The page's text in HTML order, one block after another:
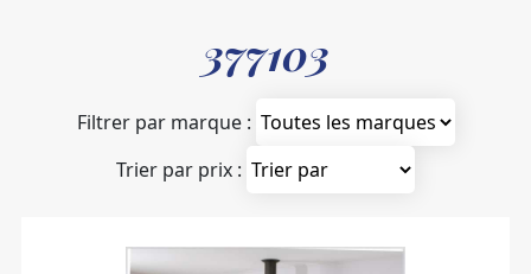
377103
Filtrer par marque :
Trier par prix :